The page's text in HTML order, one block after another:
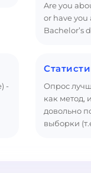
Are you
or have
Bachelor’s
-
Опрос
как метод,
довольно
выборки